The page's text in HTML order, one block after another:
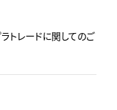
トレードに関してのご